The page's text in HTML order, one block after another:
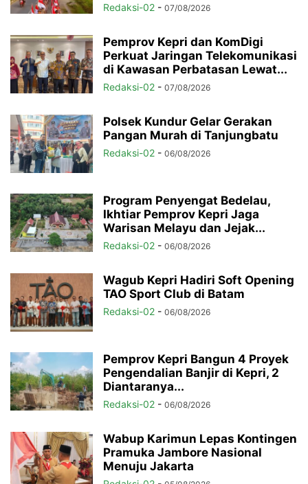
Redaksi-02 - 07/08/2026
Pemprov Kepri dan KomDigi
Perkuat Jaringan Telekomunikasi
di Kawasan Perbatasan Lewat...
Redaksi-02 - 07/08/2026
Polsek Kundur Gelar Gerakan
Pangan Murah di Tanjungbatu
Redaksi-02 - 06/08/2026
Program Penyengat Bedelau,
Ikhtiar Pemprov Kepri Jaga
Warisan Melayu dan Jejak...
Redaksi-02 - 06/08/2026
Wagub Kepri Hadiri Soft Opening
TAO Sport Club di Batam
Redaksi-02 - 06/08/2026
Pemprov Kepri Bangun 4 Proyek
Pengendalian Banjir di Kepri, 2
Diantaranya...
Redaksi-02 - 06/08/2026
Wabup Karimun Lepas Kontingen
Pramuka Jambore Nasional
Menuju Jakarta